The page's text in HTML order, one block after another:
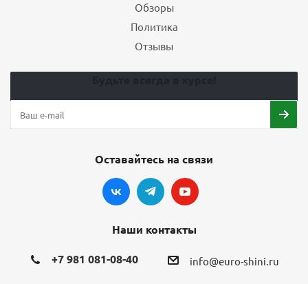
Обзоры
Политика
Отзывы
Оставайтесь на связи
Наши контакты
+7 981 081-08-40 info@euro-shini.ru